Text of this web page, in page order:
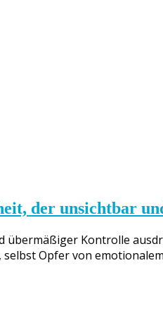
der unsichtbar
Kontrolle
Opfer von